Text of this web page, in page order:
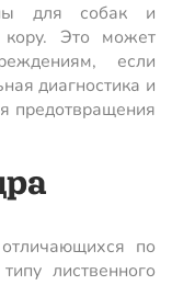
для собак и
кору. Это может
если
диагностика и
предотвращения
по
лиственного